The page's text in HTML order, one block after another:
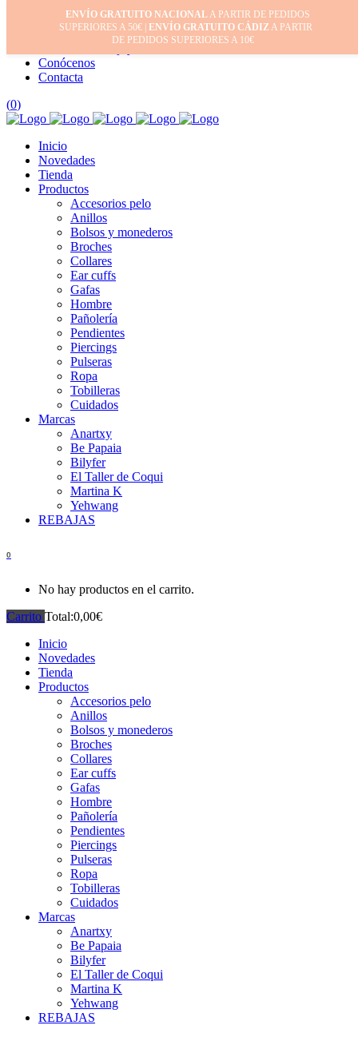
Inicio
Mi cuenta
Conócenos
Contacta
(0)
Inicio
Novedades
Tienda
Productos
Accesorios pelo
Anillos
Bolsos y monederos
Broches
Collares
Ear cuffs
Gafas
Hombre
Pañolería
Pendientes
Piercings
Pulseras
Ropa
Tobilleras
Cuidados
Marcas
Anartxy
Be Papaia
Bilyfer
El Taller de Coqui
Martina K
Yehwang
REBAJAS
0
No hay productos en el carrito.
Carrito Total:0,00€
Inicio
Novedades
Tienda
Productos
Accesorios pelo
Anillos
Bolsos y monederos
Broches
Collares
Ear cuffs
Gafas
Hombre
Pañolería
Pendientes
Piercings
Pulseras
Ropa
Tobilleras
Cuidados
Marcas
Anartxy
Be Papaia
Bilyfer
El Taller de Coqui
Martina K
Yehwang
REBAJAS
ENVÍO GRATUITO NACIONALA PARTIR DE PEDIDOS
SUPERIORES A 50€ | ENVÍO GRATUITO CÁDIZA PARTIR
DE PEDIDOS SUPERIORES A 10€